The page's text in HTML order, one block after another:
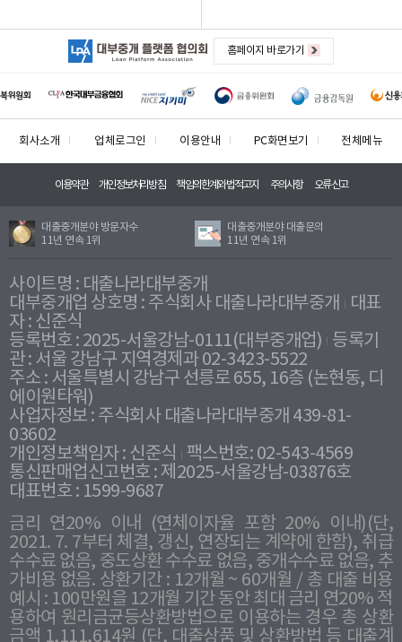
홈페이지 바로가기
회사소개 업체로그인 이용안내 PC화면보기 전체메뉴
이용약관 개인정보처리방침 책임의한계와법적고지 주의사항 오류신고
대출중개분야 방문자수
11년 연속 1위
대출중개분야 대출문의
11년 연속 1위
사이트명 : 대출나라대부중개
대부중개업 상호명 : 주식회사 대출나라대부중개
대표
자 : 신준식
등록번호 : 2025-서울강남-0111(대부중개업) 등록기
관 : 서울 강남구 지역경제과 02-3423-5522
주소 : 서울특별시 강남구 선릉로 655, 16층 (논현동, 디
에이원타워)
사업자정보 : 주식회사 대출나라대부중개 439-81-
03602
개인정보책임자 : 신준식
팩스번호: 02-543-4569
통신판매업신고번호 : 제2025-서울강남-03876호
대표번호 : 1599-9687
금리 연20% 이내 (연체이자율 포함 20% 이내)(단,
2021. 7. 7부터 체결, 갱신, 연장되는 계약에 한함), 취급
수수료 없음, 중도상환 수수료 없음, 중개수수료 없음, 추
가비용 없음. 상환기간 : 12개월 ~ 60개월 / 총 대출 비용
예시 : 100만원을 12개월 기간 동안 최대 금리 연20% 적
용하여 원리금균등상환방법으로 이용하는 경우 총 상환
금액 1,111,614원 (단, 대출상품 및 상환방법 등 대출계